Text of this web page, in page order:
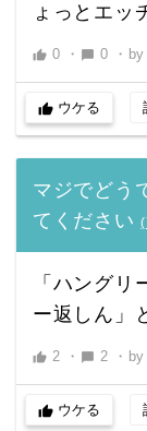
ょっとエッ
thumb_up 0 ・ chat_bubble 0 ・ by
thumb_up ウケる
マジでどう
てください (
「ハングリ
ー返しん」
thumb_up 2 ・ chat_bubble 2 ・ by
thumb_up ウケる